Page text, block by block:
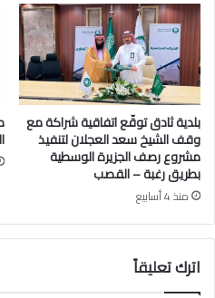
ب
د
ا
ل
ه
ا
ل
ع
ي
بلدية ثادق توقّع اتفاقية شراكة مع
وقف الشيخ سعد العجلان لتنفيذ
مشروع رصف الجزيرة الوسطية
بطريق رغبة – القصب
منذ 4 أسابيع
اترك تعليقاً